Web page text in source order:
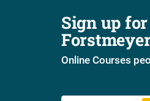
Sign up
Online Courses